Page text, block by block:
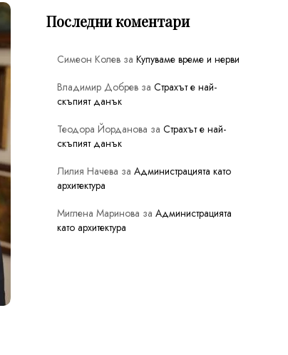
Последни коментари
Симеон Колевза Купуваме време и нерви
Владимир Добревза Страхът е най-
скъпият данък
Теодора Йорданова за Страхът е най-
скъпият данък
Лилия Начева за Администрацията като
архитектура
Миглена Маринова за Администрацията
като архитектура